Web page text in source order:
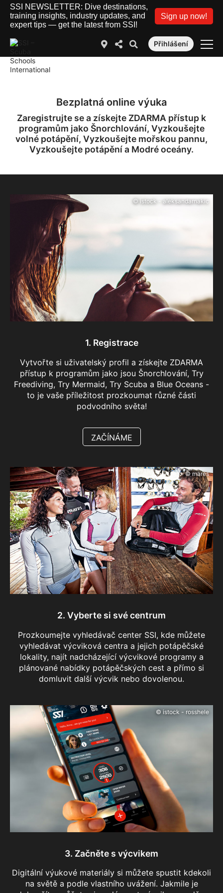
SSI NEWSLETTER: Dive destinations,
training insights, industry updates, and
expert tips — get the latest from SSI!
Sign up now!
Přihlášení
Bezplatná online výuka
Zaregistrujte se a získejte ZDARMA přístup k
programům jako Šnorchlování, Vyzkoušejte
volné potápění, Vyzkoušejte mořskou pannu,
Vyzkoušejte potápění a Modré oceány.
© istock - aleksandarnakic
1. Registrace
Vytvořte si uživatelský profil a získejte ZDARMA
přístup k programům jako jsou Šnorchlování, Try
Freediving, Try Mermaid, Try Scuba a Blue Oceans -
to je vaše příležitost prozkoumat různé části
podvodního světa!
ZAČÍNÁME
© mares
2. Vyberte si své centrum
Prozkoumejte vyhledávač center SSI, kde můžete
vyhledávat výcviková centra a jejich potápěčské
lokality, najít nadcházející výcvikové programy a
plánované nabídky potápěčských cest a přímo si
domluvit další výcvik nebo dovolenou.
© istock - rosshele
3. Začněte s výcvikem
Digitální výukové materiály si můžete spustit kdekoli
na světě a podle vlastního uvážení. Jakmile je